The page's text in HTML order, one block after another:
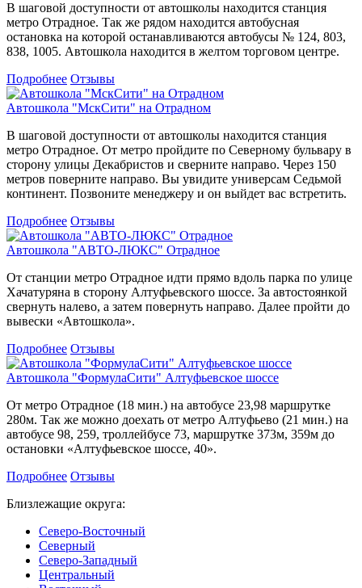
В шаговой доступности от автошколы находится станция
метро Отрадное. Так же рядом находится автобусная
остановка на которой останавливаются автобусы № 124, 803,
838, 1005. Автошкола находится в желтом торговом центре.
Подробнее Отзывы
Автошкола "МскСити" на Отрадном
В шаговой доступности от автошколы находится станция
метро Отрадное. От метро пройдите по Северному бульвару в
сторону улицы Декабристов и сверните направо. Через 150
метров поверните направо. Вы увидите универсам Седьмой
континент. Позвоните менеджеру и он выйдет вас встретить.
Подробнее Отзывы
Автошкола "АВТО-ЛЮКС" Отрадное
От станции метро Отрадное идти прямо вдоль парка по улице
Хачатуряна в сторону Алтуфьевского шоссе. За автостоянкой
свернуть налево, а затем повернуть направо. Далее пройти до
вывески «Автошкола».
Подробнее Отзывы
Автошкола "ФормулаСити" Алтуфьевское шоссе
От метро Отрадное (18 мин.) на автобусе 23,98 маршрутке
280м. Так же можно доехать от метро Алтуфьево (21 мин.) на
автобусе 98, 259, троллейбусе 73, маршрутке 373м, 359м до
остановки «Алтуфьевское шоссе, 40».
Подробнее Отзывы
Близлежащие округа:
Северо-Восточный
Северный
Северо-Западный
Центральный